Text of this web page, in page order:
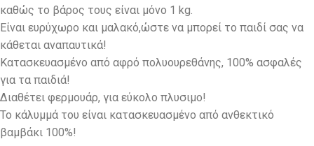
καθώς το βάρος τους είναι μόνο 1 kg.
Eίναι ευρύχωρο και μαλακό,ώστε να μπορεί το παιδί σας να
κάθεται αναπαυτικά!
Κατασκευασμένο από αφρό πολυουρεθάνης, 100% ασφαλές
για τα παιδιά!
Διαθέτει φερμουάρ, για εύκολο πλυσιμο!
Το κάλυμμά του είναι κατασκευασμένο από ανθεκτικό
βαμβάκι 100%!